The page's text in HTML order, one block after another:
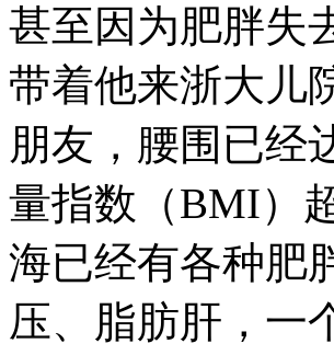
甚至因为肥胖失
带着他来浙大儿
朋友，腰围已经
量指数（BMI）
海已经有各种肥
压、脂肪肝，一